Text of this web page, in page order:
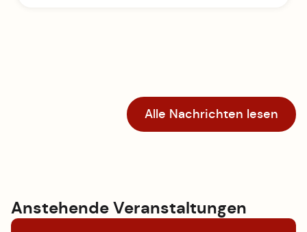
Alle Nachrichten lesen
Anstehende Veranstaltungen